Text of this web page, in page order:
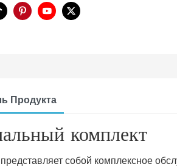
Продукта
комплект
собой комплексное